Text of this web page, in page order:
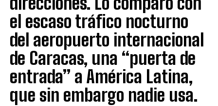
el escaso tráfico nocturno
del aeropuerto internacional
de Caracas, una “puerta de
entrada” a América Latina,
que sin embargo nadie usa.